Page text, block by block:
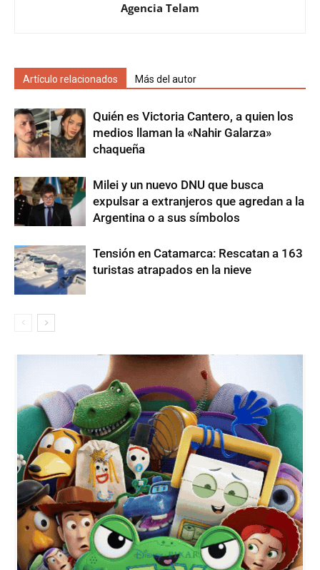
Agencia Telam
Artículo relacionados Más del autor
Quién es Victoria Cantero, a quien los
medios llaman la «Nahir Galarza»
chaqueña
Milei y un nuevo DNU que busca
expulsar a extranjeros que agredan a la
Argentina o a sus símbolos
Tensión en Catamarca: Rescatan a 163
turistas atrapados en la nieve